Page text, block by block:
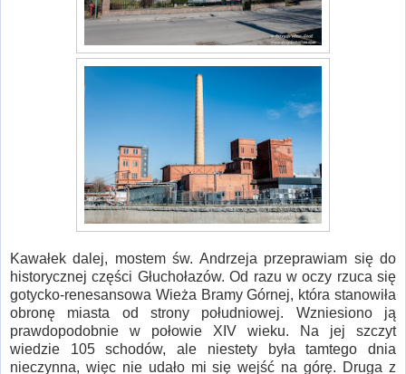
Kawałek dalej, mostem św. Andrzeja przeprawiam się do
historycznej części Głuchołazów. Od razu w oczy rzuca się
gotycko-renesansowa Wieża Bramy Górnej, która stanowiła
obronę miasta od strony południowej. Wzniesiono ją
prawdopodobnie w połowie XIV wieku. Na jej szczyt
wiedzie 105 schodów, ale niestety była tamtego dnia
nieczynna, więc nie udało mi się wejść na górę. Druga z